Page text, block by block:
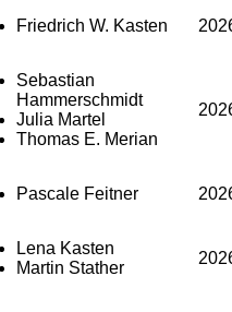
Friedrich W. Kasten
Sebastian
Hammerschmidt
Julia Martel
Thomas E. Merian
Pascale Feitner
Lena Kasten
Martin Stather